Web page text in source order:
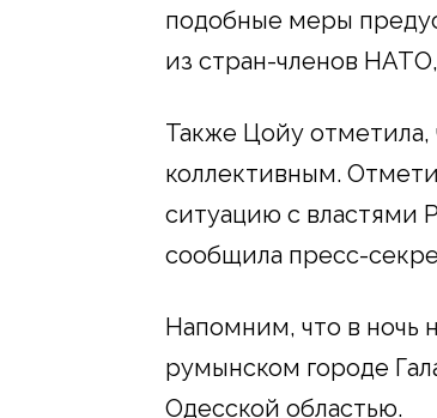
подобные меры
из стран-членов
Также Цойу
коллективным.
ситуацию с властями
сообщила пресс-
Напомним, что в ночь
румынском городе
Одесской областью.